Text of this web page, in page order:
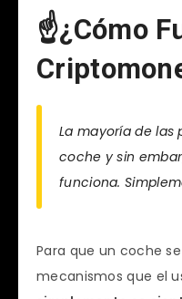
☝¿Cómo
La mayoría de las
coche y sin
funciona.
Para que un coche
mecanismos que el